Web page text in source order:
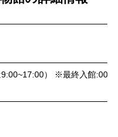
） ※最終入館:00